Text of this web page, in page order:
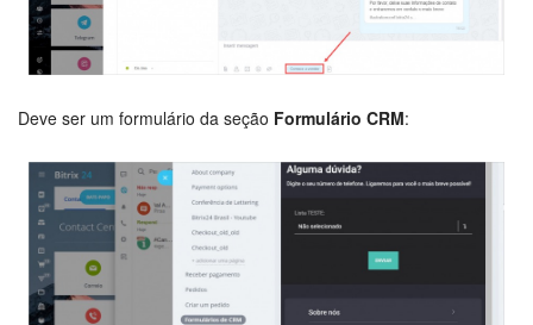
Deve ser um formulário da seção Formulário CRM: